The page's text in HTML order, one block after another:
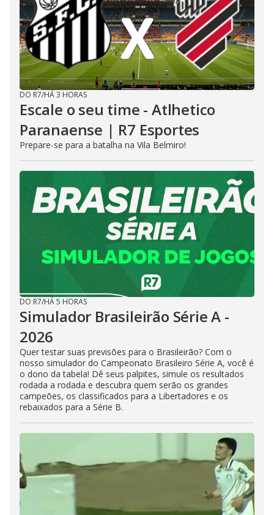
DO R7/HÁ 3 HORAS
Escale o seu time - Atlhetico
Paranaense | R7 Esportes
Prepare-se para a batalha na Vila Belmiro!
DO R7/HÁ 5 HORAS
Simulador Brasileirão Série A -
2026
Quer testar suas previsões para o Brasileirão? Com o
nosso simulador do Campeonato Brasileiro Série A, você é
o dono da tabela! Dê seus palpites, simule os resultados
rodada a rodada e descubra quem serão os grandes
campeões, os classificados para a Libertadores e os
rebaixados para a Série B.